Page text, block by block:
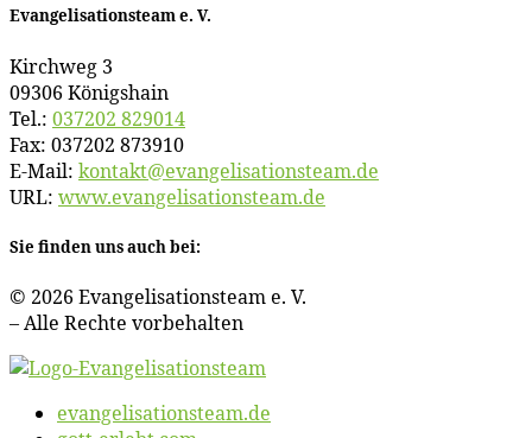
Evan­ge­li­sa­ti­ons­team e. V.
Kirch­weg 3
09306 Königshain
Tel.: 037202 829014
Fax: 037202 873910
E‑Mail: kontakt@​evangelisationsteam.​de
URL: www​.evan​ge​li​sa​ti​ons​team​.de
Sie fin­den uns auch bei:
© 2026 Evan­ge­li­sa­ti­ons­team e. V.
– Al­le Rech­te vorbehalten
evangelisationsteam.de